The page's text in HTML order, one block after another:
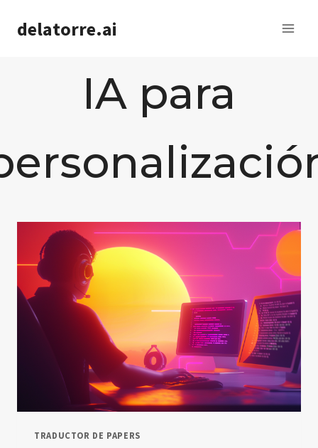
delatorre.ai
IA para
TRADUCTOR DE PAPERS